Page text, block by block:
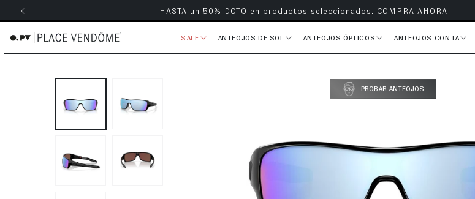
al contenido Envío gratis en todos tus pedidos
SALE ANTEOJOS DE SOL ANTEOJOS ÓPTICOS ANTEOJOS CON IA
PROBAR ANTEOJOS